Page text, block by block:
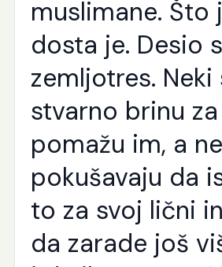
muslimane. Što
dosta je. Desio
zemljotres. Neki
stvarno brinu
pomažu im, a
pokušavaju da
to za svoj lični
da zarade još